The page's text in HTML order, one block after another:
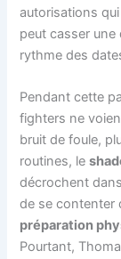
autorisations
peut casser
rythme des
Pendant cette
fighters ne
bruit de foule,
routines, le
décrochent
de se contenter
préparation
Pourtant,